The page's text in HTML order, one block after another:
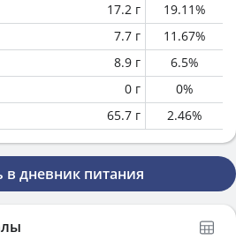
17.2 г 19.11%
7.7 г 11.67%
8.9 г 6.5%
0 г 0%
65.7 г 2.46%
в дневник питания